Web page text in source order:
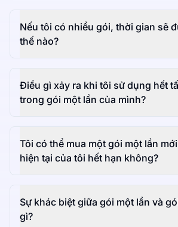
Nếu tôi có nhiều gói, thời gian sẽ
thế nào?
Điều gì xảy ra khi tôi sử dụng hết
trong gói một lần của mình?
Tôi có thể mua một gói một lần
hiện tại của tôi hết hạn không?
Sự khác biệt giữa gói một lần và
gì?